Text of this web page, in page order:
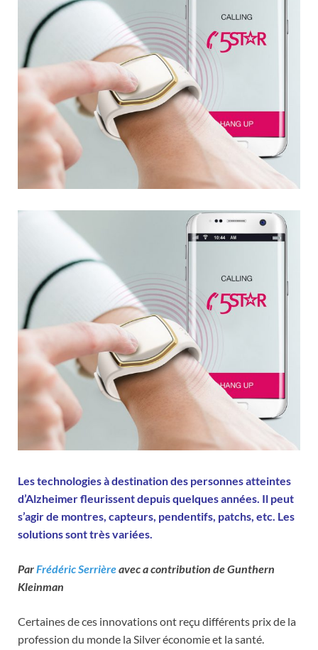
Les technologies à destination des personnes atteintes
d’Alzheimer fleurissent depuis quelques années. Il peut
s’agir de montres, capteurs, pendentifs, patchs, etc. Les
solutions sont très variées.
Par Frédéric Serrièreavec a contribution de Gunthern
Kleinman
Certaines de ces innovations ont reçu différents prix de la
profession du monde la Silver économie et la santé.